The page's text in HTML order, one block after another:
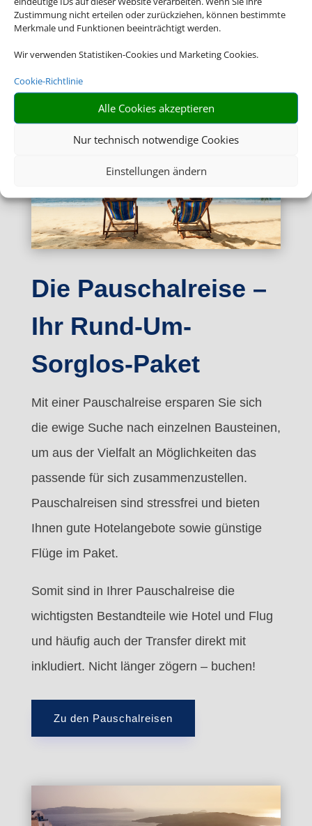
Zustimmung nicht erteilen oder zurückziehen, können bestimmte
Merkmale und Funktionen beeinträchtigt werden.
Wir verwenden Statistiken-Cookies und Marketing Cookies.
Cookie-Richtlinie
Alle Cookies akzeptieren
Nur technisch notwendige Cookies
Einstellungen ändern
Die Pauschalreise –
Ihr Rund-Um-
Sorglos-Paket
Mit einer Pauschalreise ersparen Sie sich
die ewige Suche nach einzelnen Bausteinen,
um aus der Vielfalt an Möglichkeiten das
passende für sich zusammenzustellen.
Pauschalreisen sind stressfrei und bieten
Ihnen gute Hotelangebote sowie günstige
Flüge im Paket.
Somit sind in Ihrer Pauschalreise die
wichtigsten Bestandteile wie Hotel und Flug
und häufig auch der Transfer direkt mit
inkludiert. Nicht länger zögern – buchen!
Zu den Pauschalreisen